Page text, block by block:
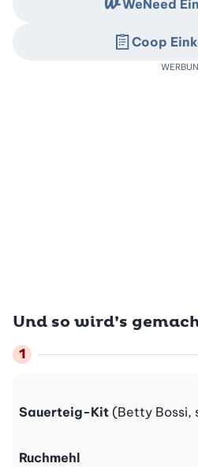
Und so wird’s
Sauerteig-Kit (Betty Bossi,
Ruchmehl
WeNeed
Coop